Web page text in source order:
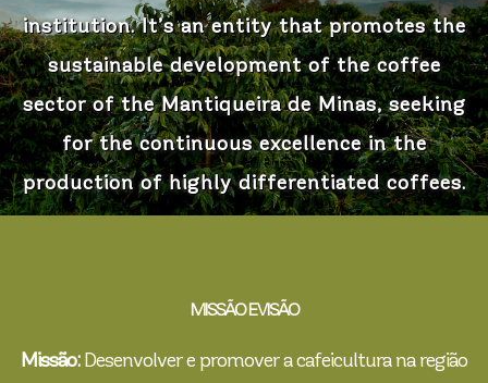
institution. It’s an entity that promotes the
sustainable development of the coffee
sector of the Mantiqueira de Minas, seeking
for the continuous excellence in the
production of highly differentiated coffees.
MISSÃO E VISÃO
Missão:Desenvolver e promover a cafeicultura na região